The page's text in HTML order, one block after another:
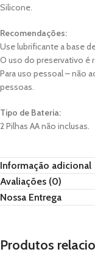
Silicone.
Recomendações:
Use lubrificante a base
O uso do preservativo é
Para uso pessoal – não
pessoas.
Tipo de Bateria:
2 Pilhas AA não inclusas.
Informação adicional
Avaliações (0)
Nossa Entrega
Produtos